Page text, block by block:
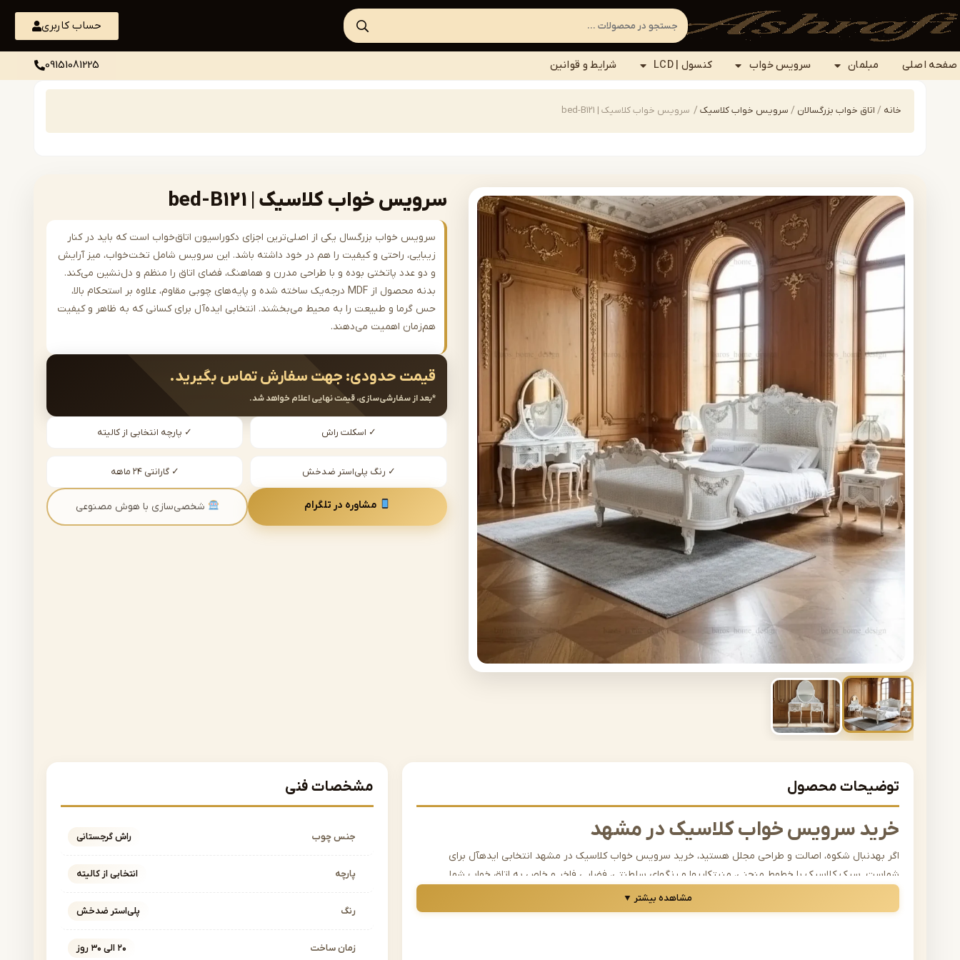
حساب کاربری
صفحه اصلی مبلمان سرویس خواب کنسول | LCD شرایط و قوانین 09151081225
خانه / اتاق خواب بزرگسالان / سرویس خواب کلاسیک / سرویس خواب کلاسیک | bed-B121
سرویس خواب کلاسیک | bed-B121
سرویس خواب بزرگسال یکی از اصلی‌ترین اجزای دکوراسیون اتاق‌خواب است که باید در کنار
زیبایی، راحتی و کیفیت را هم در خود داشته باشد. این سرویس شامل تخت‌خواب، میز آرایش
و دو عدد پاتختی بوده و با طراحی مدرن و هماهنگ، فضای اتاق را منظم و دل‌نشین می‌کند.
بدنه محصول از MDF درجه‌یک ساخته شده و پایه‌های چوبی مقاوم، علاوه بر استحکام بالا،
حس گرما و طبیعت را به محیط می‌بخشند. انتخابی ایده‌آل برای کسانی که به ظاهر و کیفیت
هم‌زمان اهمیت می‌دهند.
قیمت حدودی: جهت سفارش تماس بگیرید.
*بعد از سفارشی‌سازی، قیمت نهایی اعلام خواهد شد.
✓ اسکلت راش ✓ پارچه انتخابی از کالیته
✓ رنگ پلی‌استر ضدخش ✓ گارانتی ۲۴ ماهه
مشاوره در تلگرام شخصی‌سازی با هوش مصنوعی
توضیحات محصول
خرید سرویس خواب کلاسیک در مشهد
اگر بهدنبال شکوه، اصالت و طراحی مجلل هستید، خرید سرویس خواب کلاسیک در مشهد انتخابی ایدهآل برای
شماست. سبک کلاسیک با خطوط منحنی، منبتکاریها و رنگهای سلطنتی، فضایی فاخر و خاص به اتاق خواب شما
میبخشد. این سبک از دیرباز نمادی از زیبایی و قدرت بوده و هنوز هم در میان علاق همندان به دکوراسیون لوکس،
محبوبیت زیادی دارد.
مشاهده بیشتر ▼
مشخصات فنی
جنس چوب راش گرجستانی
پارچه انتخابی از کالیته
رنگ پلی‌استر ضدخش
زمان ساخت ۲۰ الی ۳۰ روز